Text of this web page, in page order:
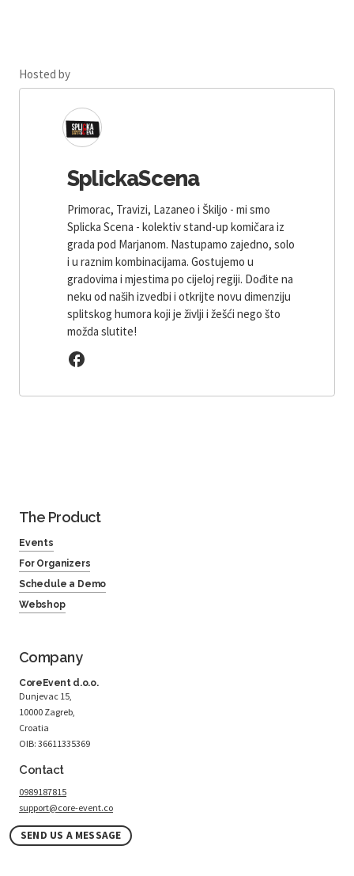
Hosted by
SplickaScena
Primorac, Travizi, Lazaneo i Škiljo - mi smo
Splicka Scena - kolektiv stand-up komičara iz
grada pod Marjanom. Nastupamo zajedno, solo
i u raznim kombinacijama. Gostujemo u
gradovima i mjestima po cijeloj regiji. Dođite na
neku od naših izvedbi i otkrijte novu dimenziju
splitskog humora koji je življi i žešći nego što
možda slutite!
The Product
Events
For Organizers
Schedule a Demo
Webshop
Company
CoreEvent d.o.o.
Dunjevac 15,
10000 Zagreb,
Croatia
OIB: 36611335369
Contact
0989187815
support@core-event.co
SEND US A MESSAGE